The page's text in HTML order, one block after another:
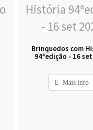
Brinquedos com
94ªedição - 16
Mais info